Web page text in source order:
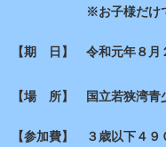
※お子様だけでの参
【期 日】 令和元年８月
【場 所】 国立若狭湾青
【参加費】 ３歳以下４